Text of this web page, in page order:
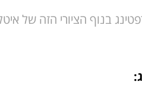
בנוף הציורי הזה של